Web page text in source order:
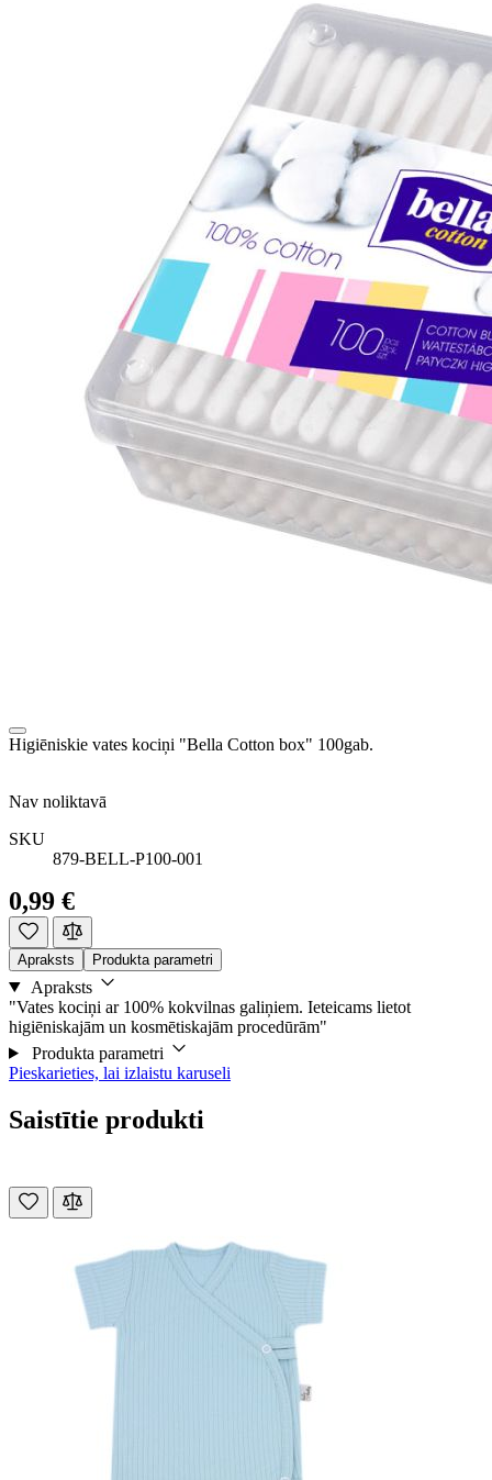
Higiēniskie vates kociņi "Bella Cotton box" 100gab.
Nav noliktavā
SKU
879-BELL-P100-001
0,99 €
Apraksts Produkta parametri
Apraksts
"Vates kociņi ar 100% kokvilnas galiņiem. Ieteicams lietot
higiēniskajām un kosmētiskajām procedūrām"
Produkta parametri
Pieskarieties, lai izlaistu karuseli
Saistītie produkti